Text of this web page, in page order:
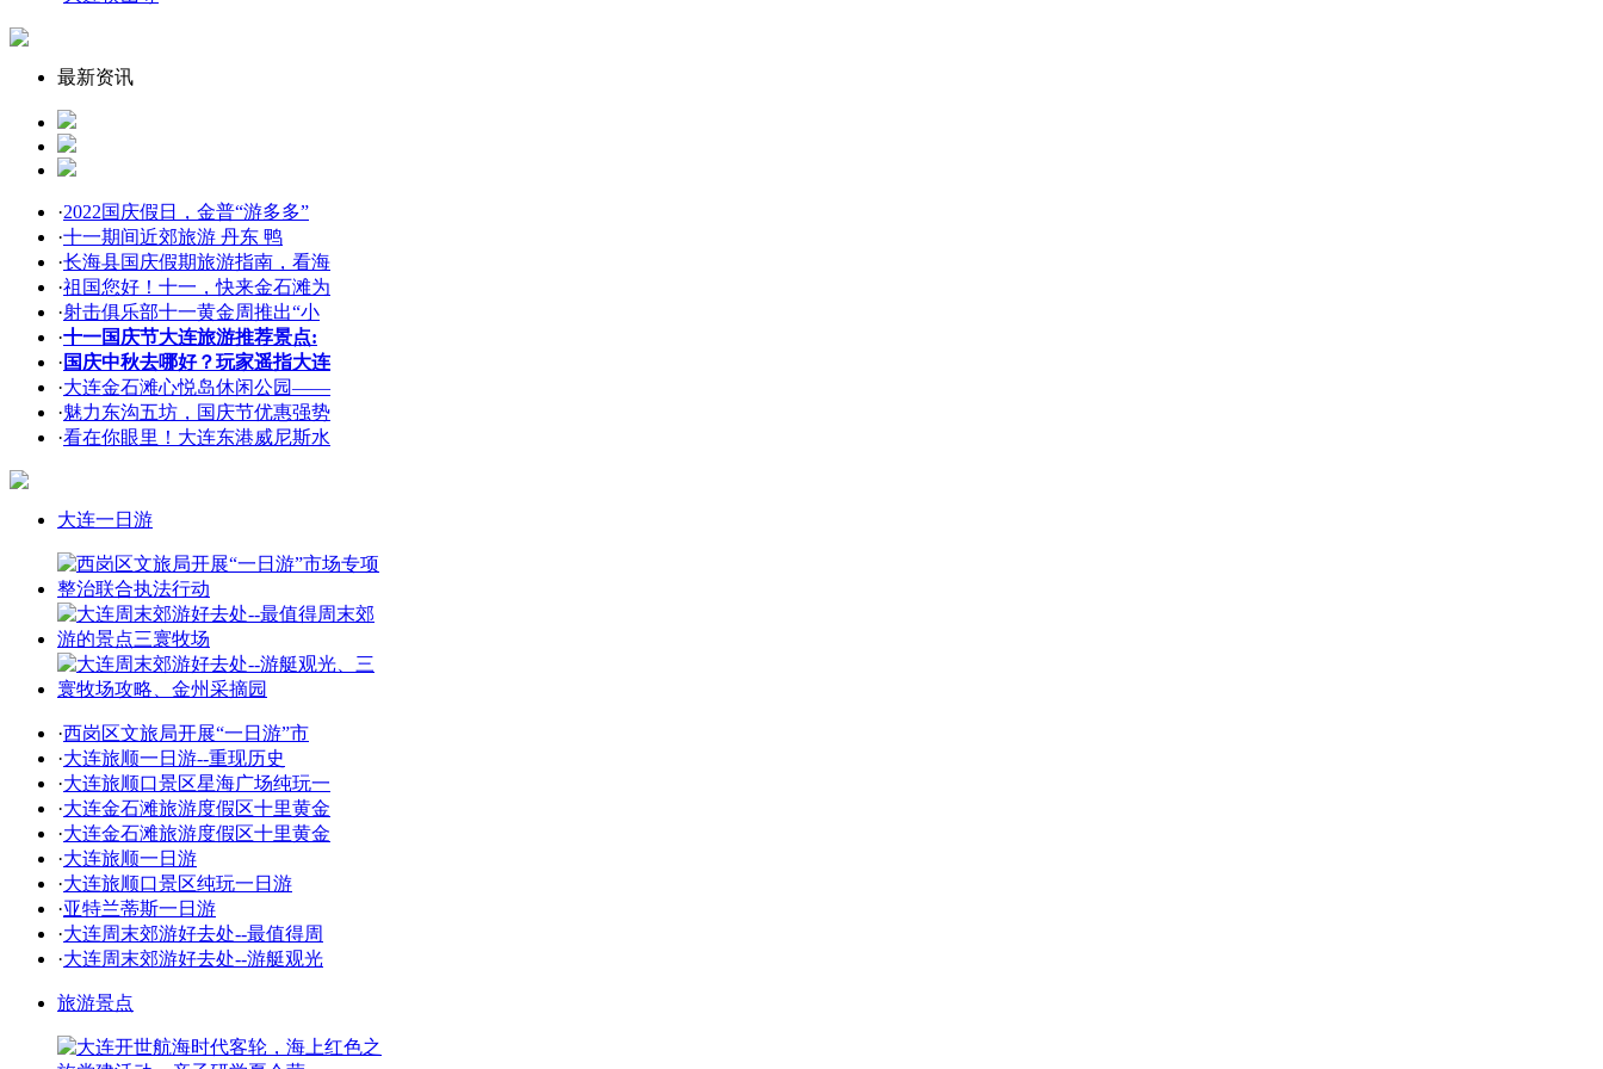
最新资讯
·2022国庆假日，金普“游多多”
·十一期间近郊旅游 丹东 鸭
·长海县国庆假期旅游指南，看海
·祖国您好！十一，快来金石滩为
·射击俱乐部十一黄金周推出“小
·十一国庆节大连旅游推荐景点:
· 国庆中秋去哪好？玩家遥指大连
·大连金石滩心悦岛休闲公园——
·魅力东沟五坊，国庆节优惠强势
·看在你眼里！大连东港威尼斯水
大连一日游
·西岗区文旅局开展“一日游”市
·大连旅顺一日游--重现历史
·大连旅顺口景区星海广场纯玩一
·大连金石滩旅游度假区十里黄金
·大连金石滩旅游度假区十里黄金
·大连旅顺一日游
·大连旅顺口景区纯玩一日游
·亚特兰蒂斯一日游
·大连周末郊游好去处--最值得周
·大连周末郊游好去处--游艇观光
旅游景点